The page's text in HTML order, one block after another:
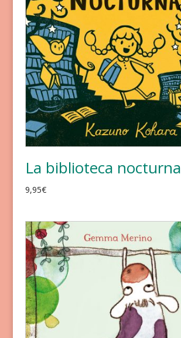
La biblioteca nocturna
9,95€